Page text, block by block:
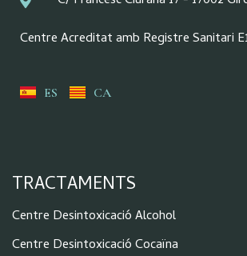
Centre Acreditat amb Registre Sanitari
ES CA
TRACTAMENTS
Centre Desintoxicació Alcohol
Centre Desintoxicació Cocaïna